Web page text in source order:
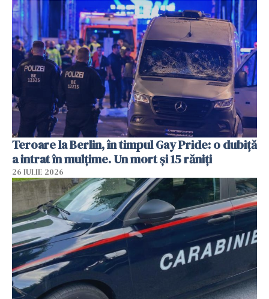
Teroare la Berlin, în timpul Gay Pride: o dubiță
a intrat în mulțime. Un mort și 15 răniți
26 IULIE 2026